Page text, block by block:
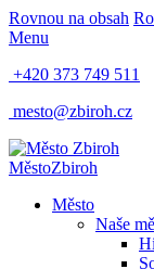
Rovnou na obsah
Menu
+420 373 749 511
mesto@zbiroh.cz
MěstoZbiroh
Město
Naše